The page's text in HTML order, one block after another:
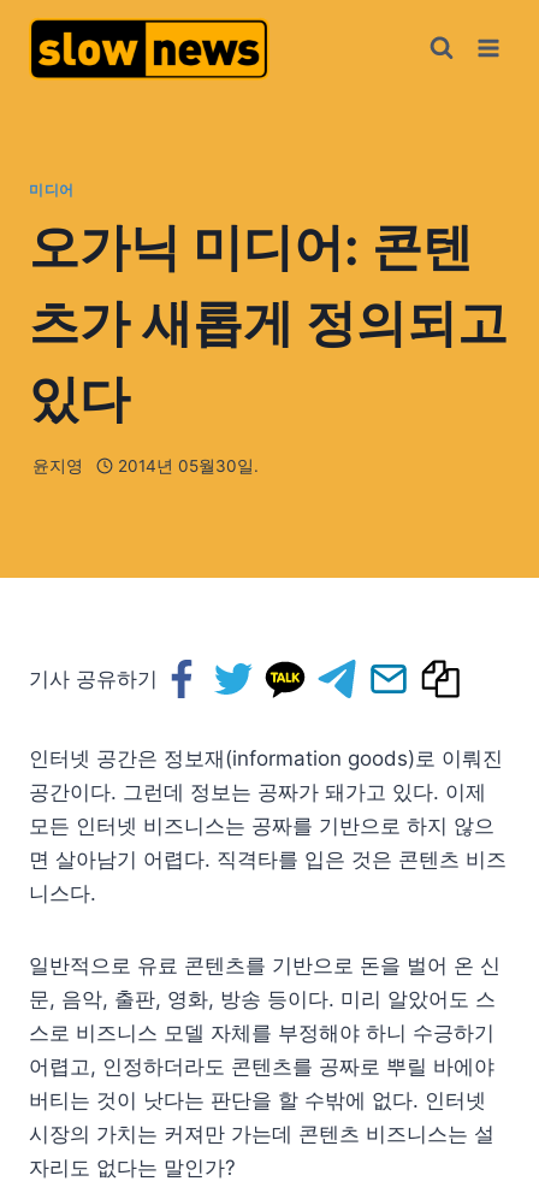
미디어
오가닉 미디어: 콘텐
츠가 새롭게 정의되고
있다
윤지영 2014년 05월30일.
기사 공유하기
인터넷 공간은 정보재(information goods)로 이뤄진
공간이다. 그런데 정보는 공짜가 돼가고 있다. 이제
모든 인터넷 비즈니스는 공짜를 기반으로 하지 않으
면 살아남기 어렵다. 직격타를 입은 것은 콘텐츠 비즈
니스다.
일반적으로 유료 콘텐츠를 기반으로 돈을 벌어 온 신
문, 음악, 출판, 영화, 방송 등이다. 미리 알았어도 스
스로 비즈니스 모델 자체를 부정해야 하니 수긍하기
어렵고, 인정하더라도 콘텐츠를 공짜로 뿌릴 바에야
버티는 것이 낫다는 판단을 할 수밖에 없다. 인터넷
시장의 가치는 커져만 가는데 콘텐츠 비즈니스는 설
자리도 없다는 말인가?